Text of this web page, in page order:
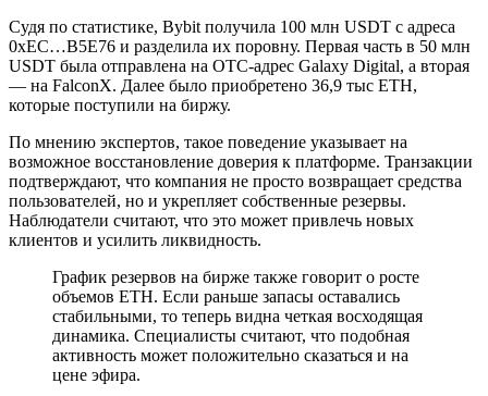
Судя по статистике, Bybit получила 100 млн USDT с адреса
0xEC…B5E76 и разделила их поровну. Первая часть в 50 млн
USDT была отправлена на OTC-адрес Galaxy Digital, а вторая
— на FalconX. Далее было приобретено 36,9 тыс ETH,
которые поступили на биржу.
По мнению экспертов, такое поведение указывает на
возможное восстановление доверия к платформе. Транзакции
подтверждают, что компания не просто возвращает средства
пользователей, но и укрепляет собственные резервы.
Наблюдатели считают, что это может привлечь новых
клиентов и усилить ликвидность.
График резервов на бирже также говорит о росте
объемов ETH. Если раньше запасы оставались
стабильными, то теперь видна четкая восходящая
динамика. Специалисты считают, что подобная
активность может положительно сказаться и на
цене эфира.